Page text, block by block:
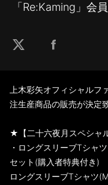
「Re:Kaming」会
上木彩矢オフィシャルフ
注生産商品の販売が決定
★【二十六夜月スペシャ
・ロングスリーブTシャ
セット(購入者特典付き)
ロングスリーブTシャツ